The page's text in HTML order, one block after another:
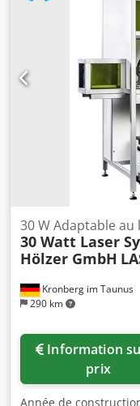
Kronberg im Taunus
290 km
30 W Adaptable au
30 Watt Laser
Hölzer GmbH
prix
Année de